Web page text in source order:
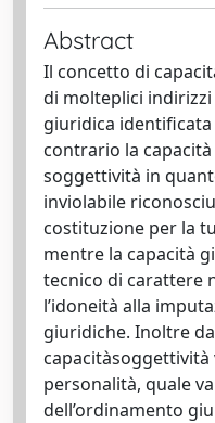
Abstract
Il concetto di
di molteplici
giuridica
contrario la
soggettività in
inviolabile
costituzione per la
mentre la capacità
tecnico di carattere
l’idoneità alla
giuridiche. Inoltre
capacitàsoggettività
personalità, quale
dell’ordinamento